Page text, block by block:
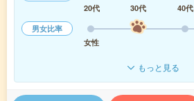
20代
30代 40代
男女比率
女性
もっと見る